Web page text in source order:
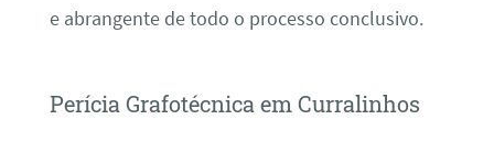
e abrangente de todo o processo conclusivo.
Perícia Grafotécnica em Curralinhos